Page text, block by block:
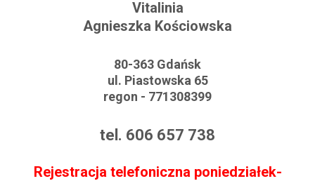
Vitalinia
Agnieszka Kościowska
80-363 Gdańsk
ul. Piastowska 65
regon - 771308399
tel. 606 657 738
Rejestracja telefoniczna poniedziałek-